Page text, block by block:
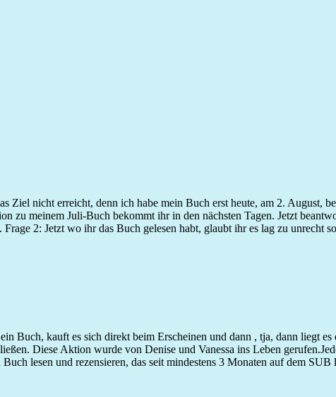
Ziel nicht erreicht, denn ich habe mein Buch erst heute, am 2. August,
zu meinem Juli-Buch bekommt ihr in den nächsten Tagen. Jetzt
2: Jetzt wo ihr das Buch gelesen habt, glaubt ihr es lag zu unrecht
Buch, kauft es sich direkt beim Erscheinen und dann , tja, dann liegt
Diese Aktion wurde von Denise und Vanessa ins Leben
lesen und rezensieren, das seit mindestens 3 Monaten auf dem